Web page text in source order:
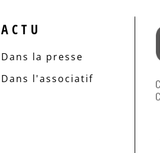
ACTU
Dans la presse
Dans l'associatif